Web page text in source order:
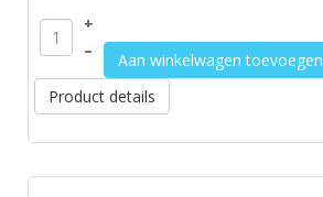
+
–
Aan winkelwagen toevoegen
Product details